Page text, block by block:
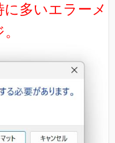
多いエラーメ